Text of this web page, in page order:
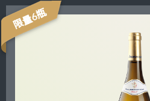
限量6瓶